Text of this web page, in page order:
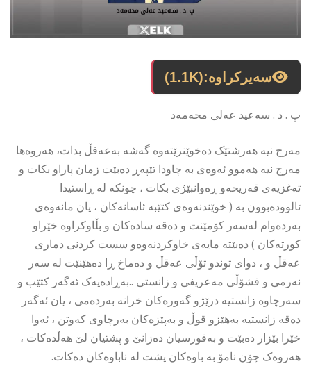
سەیرکراوە:(1.1K)
پ . د . سەعید عەلی محەمەد
مەرج نیە هەرشتێک دەخوێنرێتەوە گەشە بەعەقڵ بدات، هەروەها
مەرج نیە هەموو ئەوەی بە چاودا تێپەڕ دەبێت زمان پاراو بکات و
تەغزیەی قەریحەو ڕەوانبێژی بکات ، چونکە لە ڕاستیدا
ئالوودەبوون بە ( خوێندنەوەی کتێبە ئاسانەکان ، یان مانەوەی
بەردەوام لەسەر کۆمێنت و دەقە سادەکان و بڵاوکراوە خێراو
کورتەکان ) دەبێتە مایەی خاوکردنەوەو سست کردنی دماری
عەقڵ و ، دوای توندو تۆڵی عەقڵ و دەماخ ڕا دەهێنێت لە سەر
نەرمی و فشۆڵی مەعریفی و زانستی ..بەڕادەیەک ئەگەر کتێب و
سەرچاوە زانستیە درێژو گەورەکان خرانە بەردەمی ، یان ئەگەر
دەقە زانستیە بەهێزو قوڵ و بەپێزەکان بەرچاوی کەوتن ، ئەوا
خێرا بێزار دەبێت و بەقورسیان دەزانێ و پشتیان لێ هەڵدەکات ،
هەروەک چۆن نامۆ بە باوەکان پشت لە ناباوەکان دەکات.